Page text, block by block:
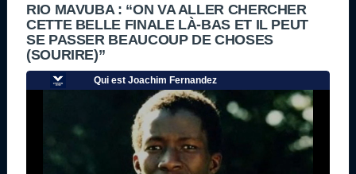
RIO MAVUBA : “ON VA ALLER CHERCHER
CETTE BELLE FINALE LÀ-BAS ET IL PEUT
SE PASSER BEAUCOUP DE CHOSES
(SOURIRE)”